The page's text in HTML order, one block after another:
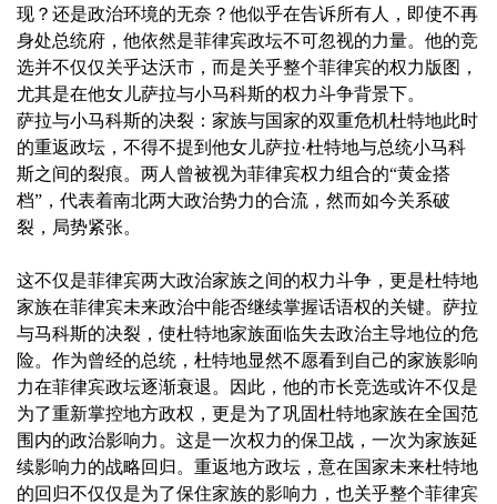
现？还是政治环境的无奈？他似乎在告诉所有人，即使不再
身处总统府，他依然是菲律宾政坛不可忽视的力量。他的竞
选并不仅仅关乎达沃市，而是关乎整个菲律宾的权力版图，
尤其是在他女儿萨拉与小马科斯的权力斗争背景下。
萨拉与小马科斯的决裂：家族与国家的双重危机杜特地此时
的重返政坛，不得不提到他女儿萨拉·杜特地与总统小马科
斯之间的裂痕。两人曾被视为菲律宾权力组合的“黄金搭
档”，代表着南北两大政治势力的合流，然而如今关系破
裂，局势紧张。
这不仅是菲律宾两大政治家族之间的权力斗争，更是杜特地
家族在菲律宾未来政治中能否继续掌握话语权的关键。萨拉
与马科斯的决裂，使杜特地家族面临失去政治主导地位的危
险。作为曾经的总统，杜特地显然不愿看到自己的家族影响
力在菲律宾政坛逐渐衰退。因此，他的市长竞选或许不仅是
为了重新掌控地方政权，更是为了巩固杜特地家族在全国范
围内的政治影响力。这是一次权力的保卫战，一次为家族延
续影响力的战略回归。重返地方政坛，意在国家未来杜特地
的回归不仅仅是为了保住家族的影响力，也关乎整个菲律宾